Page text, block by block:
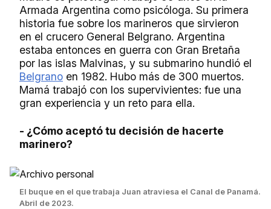
Armada Argentina como psicóloga. Su primera
historia fue sobre los marineros que sirvieron
en el crucero General Belgrano. Argentina
estaba entonces en guerra con Gran Bretaña
por las islas Malvinas, y su submarino hundió el
Belgrano en 1982. Hubo más de 300 muertos.
Mamá trabajó con los supervivientes: fue una
gran experiencia y un reto para ella.
- ¿Cómo aceptó tu decisión de hacerte
marinero?
El buque en el que trabaja Juan atraviesa el Canal de Panamá.
Abril de 2023.